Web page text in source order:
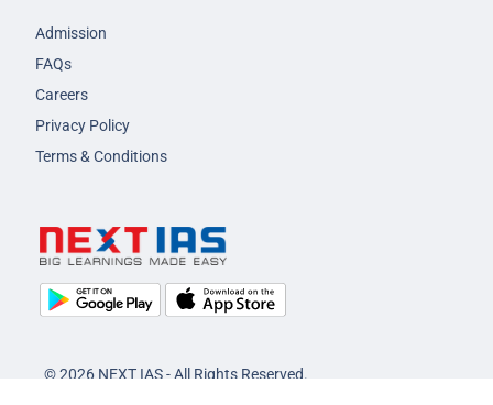
Admission
FAQs
Careers
Privacy Policy
Terms & Conditions
© 2026 NEXT IAS - All Rights Reserved.